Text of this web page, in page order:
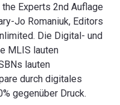
Experts 2nd Auflage
Jo Romaniuk, Editors
Die Digital- und
MLIS lauten
lauten
durch digitales
gegenüber Druck.